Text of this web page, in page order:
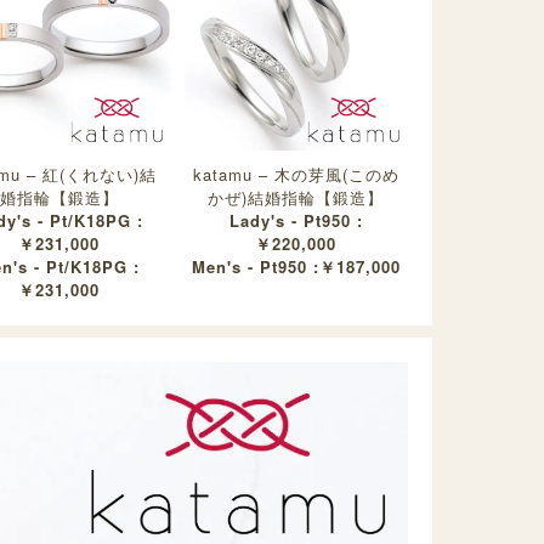
– 紅(くれない)結
婚指輪【鍛造】
- Pt/K18PG :
￥231,000
- Pt/K18PG :
￥231,000
katamu – 木の芽風(このめ
かぜ)結婚指輪【鍛造】
Lady's - Pt950 :
￥220,000
Men's - Pt950 :￥187,000